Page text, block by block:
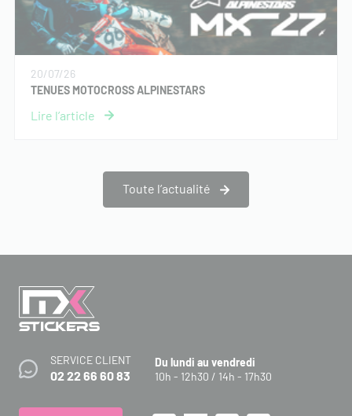
20/07/26
TENUES MOTOCROSS ALPINESTARS
Toute l’actualité
SERVICE CLIENT
02 22 66 60 83
Du lundi au vendredi
10h - 12h30 / 14h - 17h30